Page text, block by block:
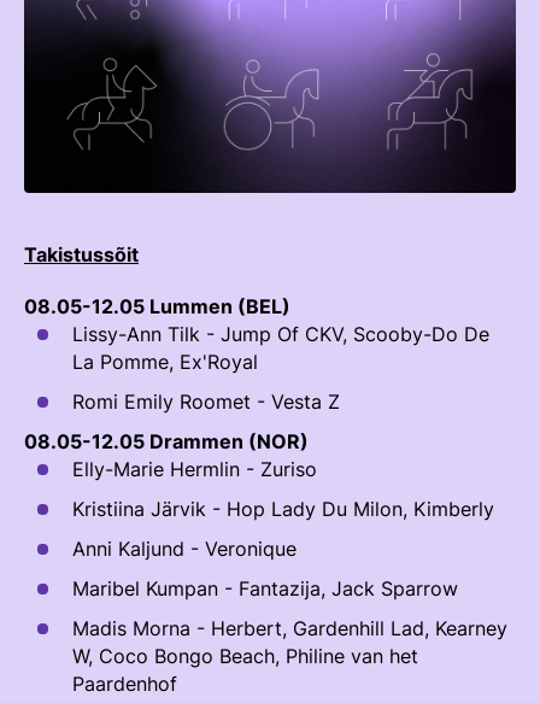
TEENUSTE HINNAKIRI
AJALUGU
Ajajoon
Eesti Ratsasportlased Tiitlivõistlustel
Aastaraamatud
KLUBID
VABATAHTLIKUD
PROJEKTID
ERA SA
Noortespordi Toetamine
TURVALINE SPORT
AUSA MÄNGU PÕHIMÕTTED
Mänedžer Ja Komitee
Välisvõistlustel Osaleja Meelespea
KOOLISÕIT JA PARAKOOLISÕIT
Võistlussarjad
Edetabelid
Ametnikud
Koolitused
Estonian Dressage Team
Mänedžer Ja Komiteed
Välisvõistlustel Osaleja Meelespea
KOLMEVÕISTLUS
Regulatsioonid
Võistluskalender
Taastaotlemine
Õppematerjalid
Kutseeksam
EOK Treenerite Register
KOOLITUSED
KONTROLLI EOK TREENERI KUTSET
Takistussõit
08.05-12.05 Lummen (BEL)
Lissy-Ann Tilk - Jump Of CKV, Scooby-Do De
La Pomme, Ex'Royal
Romi Emily Roomet - Vesta Z
08.05-12.05 Drammen (NOR)
Elly-Marie Hermlin - Zuriso
Kristiina Järvik - Hop Lady Du Milon, Kimberly
Anni Kaljund - Veronique
Maribel Kumpan - Fantazija, Jack Sparrow
Madis Morna - Herbert, Gardenhill Lad, Kearney
W, Coco Bongo Beach, Philine van het
Paardenhof